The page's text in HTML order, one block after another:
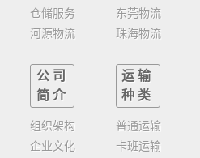
仓储服务
河源物流
东莞物流
珠海物流
公司
简介
组织架构
企业文化
运输
种类
普通运输
卡班运输